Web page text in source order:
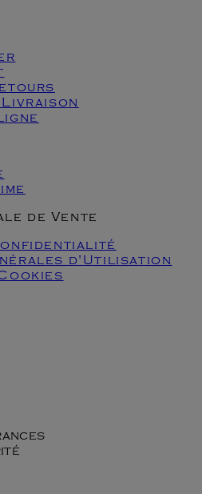
de Vente
d'Utilisation